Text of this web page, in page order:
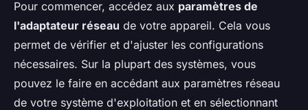
Pour commencer, accédez aux paramètres de
l'adaptateur réseau de votre appareil. Cela vous
permet de vérifier et d'ajuster les configurations
nécessaires. Sur la plupart des systèmes, vous
pouvez le faire en accédant aux paramètres réseau
de votre système d'exploitation et en sélectionnant